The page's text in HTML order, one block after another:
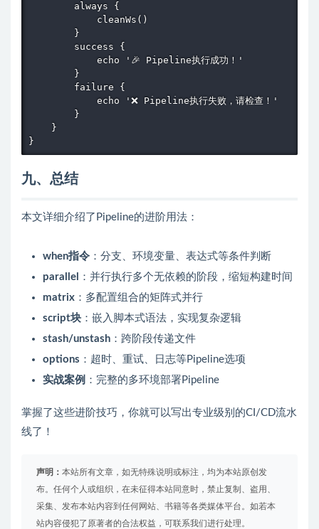
        always {
            cleanWs()
        }
        success {
            echo '🎉 Pipeline执行成功！'
        }
        failure {
            echo '❌ Pipeline执行失败，请检查！'
        }
    }
}
九、总结
本文详细介绍了Pipeline的进阶用法：
when指令 ：分支、环境变量、表达式等条件判断
parallel
：并行执行多个无依赖的阶段，缩短构建时间
matrix ：多配置组合的矩阵式并行
script块 ：嵌入脚本式语法，实现复杂逻辑
stash/unstash ：跨阶段传递文件
options ：超时、重试、日志等Pipeline选项
实战案例 ：完整的多环境部署Pipeline
掌握了这些进阶技巧，你就可以写出专业级别的CI/CD流水
线了！
声明： 本站所有文章，如无特殊说明或标注，均为本站原创发
布。任何个人或组织，在未征得本站同意时，禁止复制、盗用、
采集、发布本站内容到任何网站、书籍等各类媒体平台。如若本
站内容侵犯了原著者的合法权益，可联系我们进行处理。